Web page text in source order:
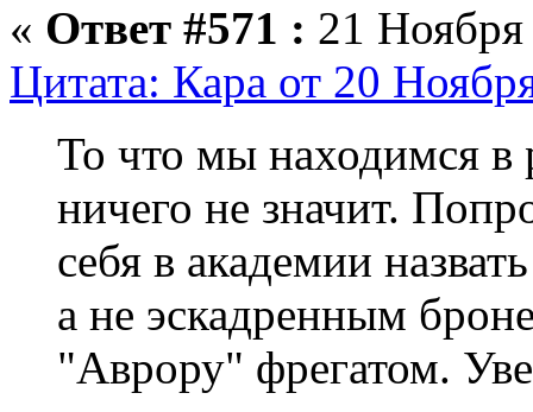
« Ответ #571 : 21
Цитата: Кара от 20
То что мы находимся в
ничего не значит.
себя в академии
а не эскадренным
"Аврору" фрегатом.